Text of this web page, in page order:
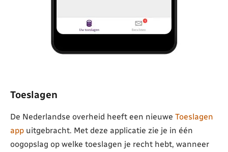
Toeslagen
De Nederlandse overheid heeft een nieuwe Toeslagen
app uitgebracht. Met deze applicatie zie je in één
oogopslag op welke toeslagen je recht hebt, wanneer